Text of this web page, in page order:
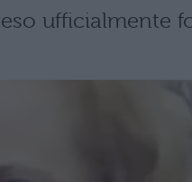
ufficialmente